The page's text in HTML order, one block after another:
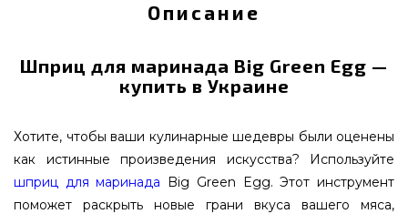
Описание
Шприц для маринада Big Green Egg —
купить в Украине
Хотите, чтобы ваши кулинарные шедевры были оценены
как истинные произведения искусства? Используйте
шприц для маринада Big Green Egg. Этот инструмент
поможет раскрыть новые грани вкуса вашего мяса,